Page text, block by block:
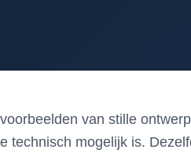
van stille
technisch mogelijk is.